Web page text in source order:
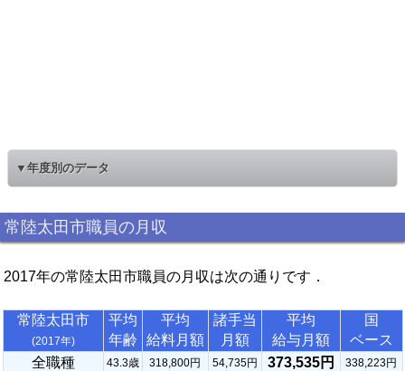
▼年度別のデータ
常陸太田市職員の月収
2017年の常陸太田市職員の月収は次の通りです．
常陸太田市
(2017年)
平均
年齢
平均
給料月額
諸手当
月額
平均
給与月額
国
ベース
全職種
43.3歳 318,800円 54,735円 373,535円 338,223円